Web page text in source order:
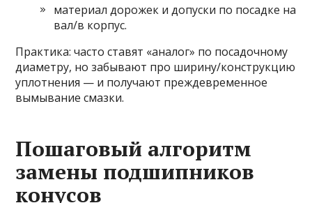
материал дорожек и допуски по посадке на
вал/в корпус.
Практика: часто ставят «аналог» по посадочному
диаметру, но забывают про ширину/конструкцию
уплотнения — и получают преждевременное
вымывание смазки.
Пошаговый алгоритм
замены подшипников
конусов